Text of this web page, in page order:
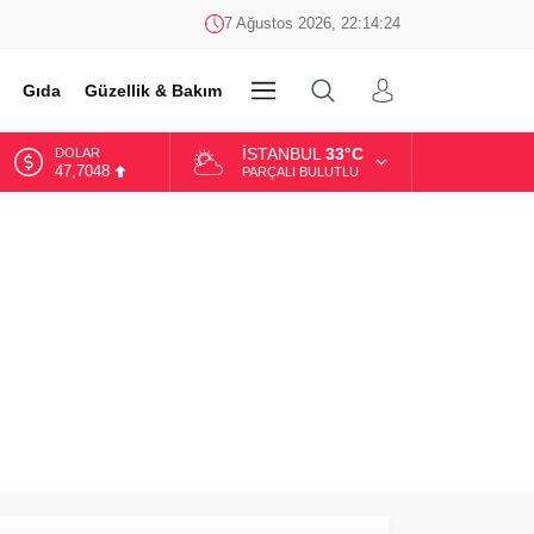
7 Ağustos 2026, 22:14:24
Gıda Güzellik & Bakım DİĞER
DOLAR
47,7048
İSTANBUL 33°C
PARÇALI BULUTLU